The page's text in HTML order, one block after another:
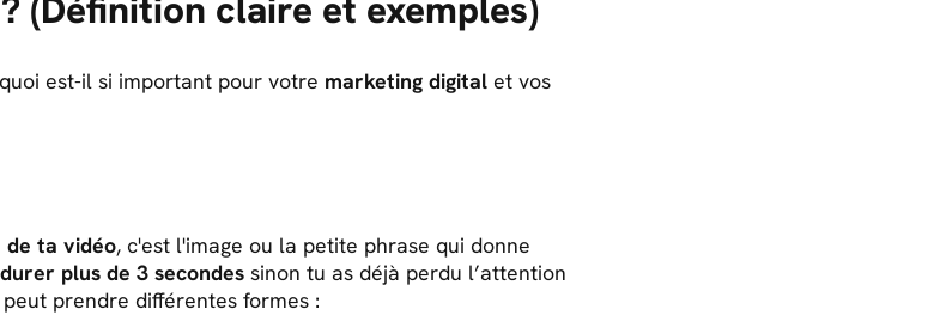
est-il si important pour votre marketing digital et vos
de ta vidéo, c'est l'image ou la petite phrase qui donne
plus de 3 secondessinon tu as déjà perdu l’attention
prendre différentes formes :